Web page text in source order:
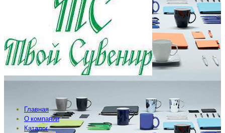
Главная
О компании
Каталог